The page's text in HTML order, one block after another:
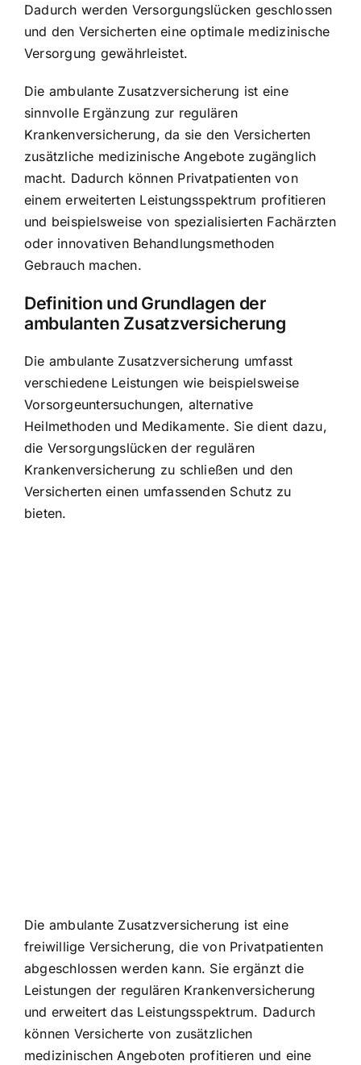
Dadurch werden Versorgungslücken geschlossen
und den Versicherten eine optimale medizinische
Versorgung gewährleistet.
Die ambulante Zusatzversicherung ist eine
sinnvolle Ergänzung zur regulären
Krankenversicherung, da sie den Versicherten
zusätzliche medizinische Angebote zugänglich
macht. Dadurch können Privatpatienten von
einem erweiterten Leistungsspektrum profitieren
und beispielsweise von spezialisierten Fachärzten
oder innovativen Behandlungsmethoden
Gebrauch machen.
Definition und Grundlagen der
ambulanten Zusatzversicherung
Die ambulante Zusatzversicherung umfasst
verschiedene Leistungen wie beispielsweise
Vorsorgeuntersuchungen, alternative
Heilmethoden und Medikamente. Sie dient dazu,
die Versorgungslücken der regulären
Krankenversicherung zu schließen und den
Versicherten einen umfassenden Schutz zu
bieten.
Die ambulante Zusatzversicherung ist eine
freiwillige Versicherung, die von Privatpatienten
abgeschlossen werden kann. Sie ergänzt die
Leistungen der regulären Krankenversicherung
und erweitert das Leistungsspektrum. Dadurch
können Versicherte von zusätzlichen
medizinischen Angeboten profitieren und eine